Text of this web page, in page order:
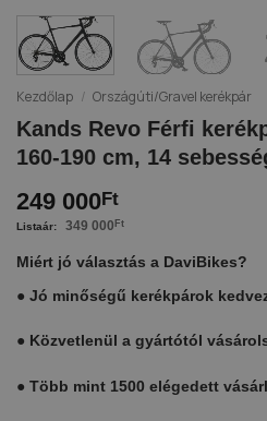
Kezdőlap / Országúti/Gravel kerékpár
Kands Revo Férfi
160-190 cm, 14
249 000Ft
349 000 Ft
Miért jó választás a DaviBikes?
● Jó minőségű kerékpárok
● Közvetlenül a gyártótól
● Több mint 1500 elégedett